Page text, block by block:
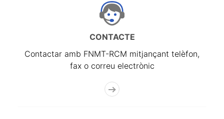
CONTACTE
Contactar amb FNMT-RCM mitjançant telèfon,
fax o correu electrònic